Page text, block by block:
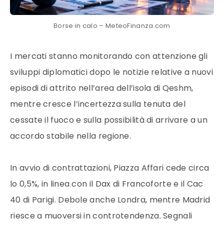
Borse in calo – MeteoFinanza.com
I mercati stanno monitorando con attenzione gli
sviluppi diplomatici dopo le notizie relative a nuovi
episodi di attrito nell’area dell’isola di Qeshm,
mentre cresce l’incertezza sulla tenuta del
cessate il fuoco e sulla possibilità di arrivare a un
accordo stabile nella regione.
In avvio di contrattazioni, Piazza Affari cede circa
lo 0,5%, in linea con il Dax di Francoforte e il Cac
40 di Parigi. Debole anche Londra, mentre Madrid
riesce a muoversi in controtendenza. Segnali